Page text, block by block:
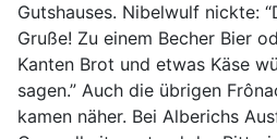
Gutshauses. Nibelwulf nickte:
Gruße! Zu einem Becher Bier
Kanten Brot und etwas Käse
sagen.” Auch die übrigen
kamen näher. Bei Alberichs